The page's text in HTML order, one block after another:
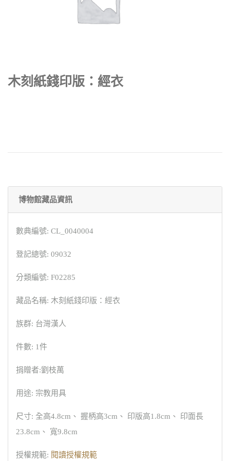
木刻紙錢印版：經衣
博物館藏品資訊
數典編號: CL_0040004
登記總號: 09032
分類編號: F02285
藏品名稱: 木刻紙錢印版：經衣
族群: 台灣漢人
件數: 1件
捐贈者:劉枝萬
用途: 宗教用具
尺寸: 全高4.8cm、 握柄高3cm、 印版高1.8cm、 印面長
23.8cm、 寬9.8cm
授權規範: 閱讀授權規範